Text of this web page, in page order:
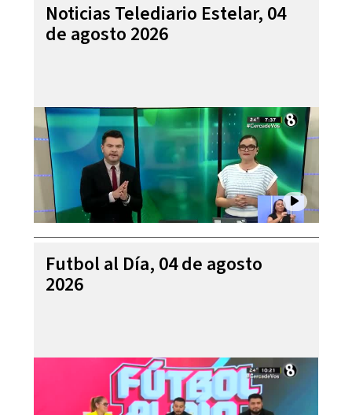
Noticias Telediario Estelar, 04
de agosto 2026
Futbol al Día, 04 de agosto
2026